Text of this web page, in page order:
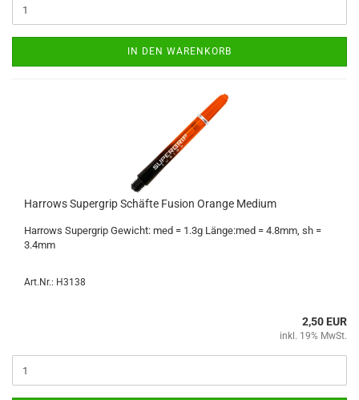
IN DEN WARENKORB
Har­rows Su­per­grip Schäf­te Fu­si­on Oran­ge Me­di­um
Har­rows Su­per­grip Ge­wicht: med = 1.3g Länge:med = 4.8mm, sh =
3.4mm
Art.Nr.: H3138
2,50 EUR
inkl. 19% MwSt.